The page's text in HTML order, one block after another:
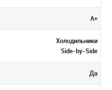
А+
Холодильники
Side-by-Side
Да